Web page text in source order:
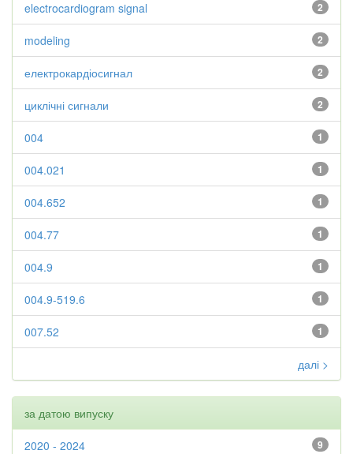
2
electrocardiogram signal
2
modeling
2
електрокардіосигнал
2
циклічні сигнали
1
004
1
004.021
1
004.652
1
004.77
1
004.9
1
004.9-519.6
1
007.52
далі >
за датою випуску
9
2020 - 2024